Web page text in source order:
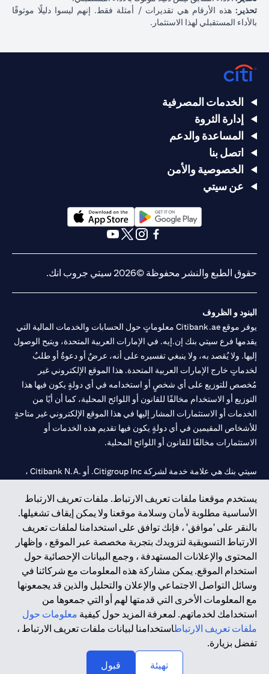
تحذير: هذه الأرقام هي تقديرات / أمثلة فقط. إنهم ليسوا دليلًا موثوقًا
بالأداء المستقبلي لهذا الاستثمار.
يستخدم موقعنا ملفات تعريف الارتباط. ملفات تعريف الارتباط
الأساسية مطلوبة لأمان وسلامة موقعنا ولا يمكن إيقاف تشغيلها.
بالنقر على 'موافق' ، فإنك توافق على استخدامنا لملفات تعريف
الارتباط التسويقية لتزويدك بتجربة مخصصة عبر الموقع ، وإظهار
المحتوى والإعلانات المستهدفة ، وجمع البيانات الإحصائية حول
استخدام الموقع. يمكن مشاركة هذه المعلومات مع شركائنا في
وسائل التواصل الاجتماعي والإعلان والتحليل والذين قد يجمعونها
مع المعلومات الأخرى التي قدمتها لهم أو التي جمعوها من
استخدامك لخدماتهم. لمعرفة المزيد حول كيفية معلومات حول
ملفات تعريف الارتباطاستخدامنا لبيانات ملفات تعريف الارتباط ،
تفضل بزيارة.
تهيئة
قبول
الخدمات المصرفية
إدارة الثروة
المساعدة والدعم
اتصل بنا
الخصوصية والأمن
عن سيتي
opens in a new tab
opens in a new tab
حقوق الطبع والنشر محفوظة ©2026 سيتي جروب انك.
البنود و الظروف
يوفر موقع Citibank.ae معلوماتٍ حول الحسابات والخدمات المالية التي
يقدمها فرع سيتي بنك إن.إيه. في الإمارات العربية المتحدة، ويتيح الوصول
إليها. ولا يُقصد به، ولا ينبغي تفسيره على أنه، عرضٌ أو دعوةٌ أو طلبٌ
لخدماتٍ خارج الإمارات العربية المتحدة. هذا الموقع الإلكتروني غير
مُخصص للتوزيع على أي شخصٍ أو استخدامه في أي دولةٍ يكون فيها هذا
التوزيع أو الاستخدام مخالفًا للقانون أو اللوائح المحلية، كما أن أيًا من
الخدمات أو الاستثمارات المشار إليها في هذا الموقع الإلكتروني غير متاحةٍ
للأشخاص المقيمين في أي دولةٍ يكون فيها تقديم هذه الخدمات أو
الاستثمارات مخالفًا للقانون أو اللوائح المحلية.
سيتي بنك هي علامة خدمة لشركة Citigroup Inc. أو .Citibank N.A ،
سيتي بنك إن. إيه. الإمارات مسجل لدى مصرف الإمارات المركزي تحت
أرقام التراخيص 202563 لفرع الوصل في دبي، 531989 لفرع مول
الإمارات في دبي، و CN-1002019 لفرع أبوظبي. هاتف: 4000 311 04.
فرع سيتي بنك إن إيه - الإمارات العربية المتحدة مرخص من مصرف
الإمارات العربية المتحدة المركزي كفرع لبنك أجنبي.
سيتي بنك إن إيه الإمارات العربية المتحدة مرخص من هيئة الأوراق المالية
والسلع في الإمارات العربية المتحدة ("SCA") للقيام بالنشاط المالي لـ أ)
الاستشارات المالية والتعريف والترويج بموجب ترخيص رقم
20200000097 ب) وسيط تداول في الأسواق الدولية بموجب ترخيص